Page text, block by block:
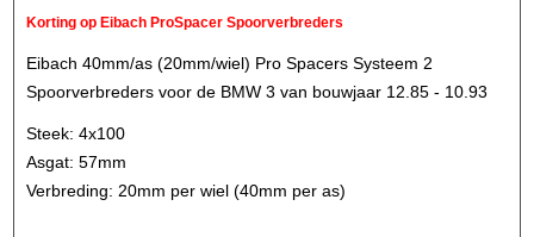
Korting op Eibach ProSpacer Spoorverbreders
Eibach 40mm/as (20mm/wiel) Pro Spacers Systeem 2
Spoorverbreders voor de BMW 3 van bouwjaar 12.85 - 10.93
Steek: 4x100
Asgat: 57mm
Verbreding: 20mm per wiel (40mm per as)